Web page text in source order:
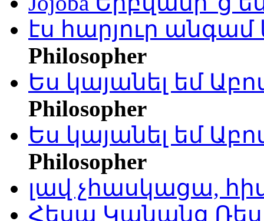
էս հարյուր
Philosopher
Ես կայանել եմ
Philosopher
Ես կայանել եմ
Philosopher
լավ չհասկացա,
Հեսա Կանանց